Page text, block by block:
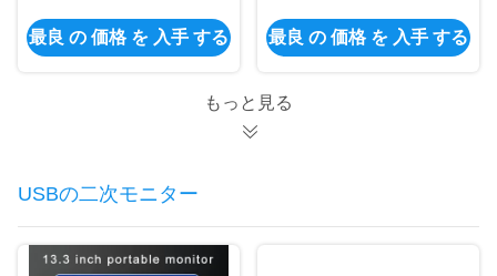
ズベリーPiのための7イ
ンチの表示モジュール
最良 の 価格 を 入手 する
多用性がある1024x600
Tft LCDのモジュール
最良 の 価格 を 入手 する
もっと見る
USBの二次モニター